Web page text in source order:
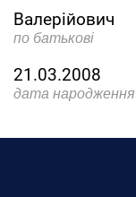
Валерійович
по батькові
21.03.2008
дата народження